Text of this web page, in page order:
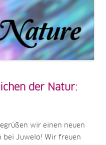
der Natur:
wir einen neuen
bei Juwelo! Wir freuen